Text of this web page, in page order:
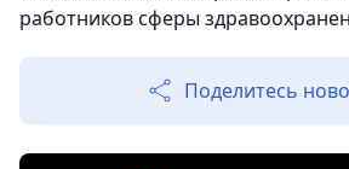
работников сферы
Поделитесь